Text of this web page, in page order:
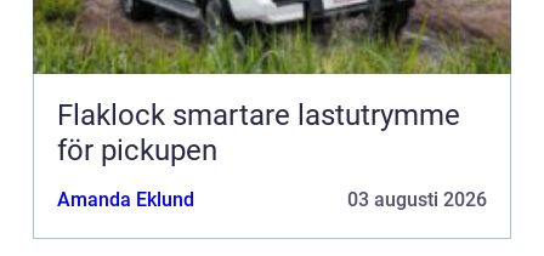
Flaklock smartare lastutrymme
för pickupen
Amanda Eklund 03 augusti 2026